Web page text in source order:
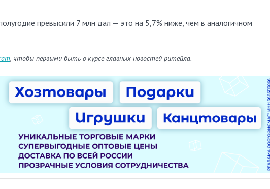
превысили 7 млн дал — это на 5,7% ниже, чем в аналогичном
, чтобы первыми быть в курсе главных новостей ритейла.